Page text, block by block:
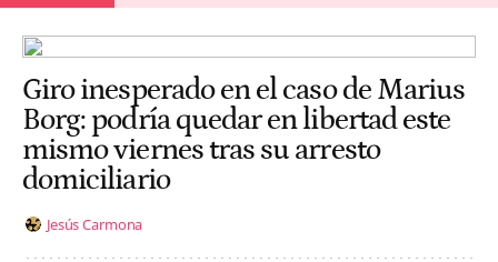
Giro inesperado en el caso de Marius
Borg: podría quedar en libertad este
mismo viernes tras su arresto
domiciliario
Jesús Carmona